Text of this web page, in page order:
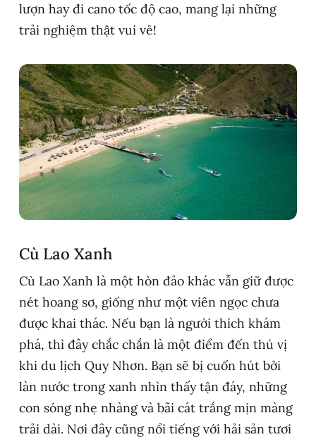
lượn hay đi cano tốc độ cao, mang lại những
trải nghiệm thật vui vẻ!
Cù Lao Xanh
Cù Lao Xanh là một hòn đảo khác vẫn giữ được
nét hoang sơ, giống như một viên ngọc chưa
được khai thác. Nếu bạn là người thích khám
phá, thì đây chắc chắn là một điểm đến thú vị
khi du lịch Quy Nhơn. Bạn sẽ bị cuốn hút bởi
làn nước trong xanh nhìn thấy tận đáy, những
con sóng nhẹ nhàng và bãi cát trắng mịn màng
trải dài. Nơi đây cũng nổi tiếng với hải sản tươi